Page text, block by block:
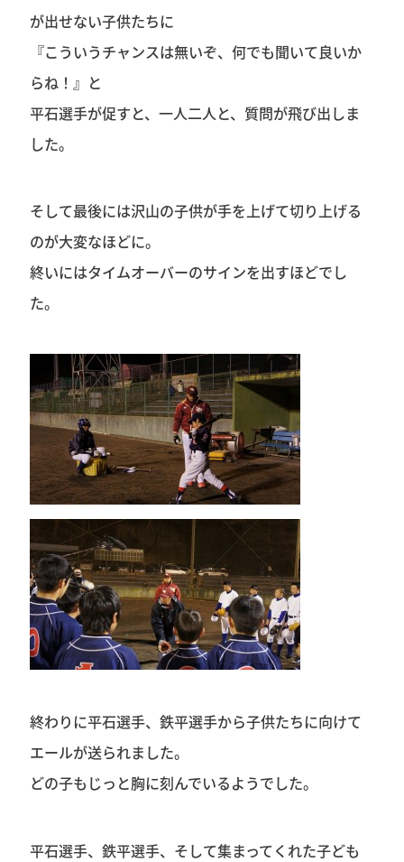
が出せない子供たちに
『こういうチャンスは無いぞ、何でも聞いて良いか
らね！』と
平石選手が促すと、一人二人と、質問が飛び出しま
した。
そして最後には沢山の子供が手を上げて切り上げる
のが大変なほどに。
終いにはタイムオーバーのサインを出すほどでし
た。
終わりに平石選手、鉄平選手から子供たちに向けて
エールが送られました。
どの子もじっと胸に刻んでいるようでした。
平石選手、鉄平選手、そして集まってくれた子ども